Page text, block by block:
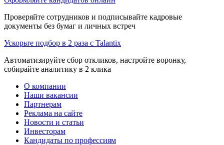
Проверяйте сотрудников и подписывайте кадровые
документы без бумаг и личных встреч
Ускорьте подбор в 2 раза с Talantix
Автоматизируйте сбор откликов, настройте воронку,
собирайте аналитику в 2 клика
О компании
Наши вакансии
Партнерам
Реклама на сайте
Новости и статьи
Инвесторам
Кандидаты по профессиям